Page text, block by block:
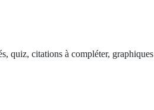
quiz, citations à compléter, graphiques